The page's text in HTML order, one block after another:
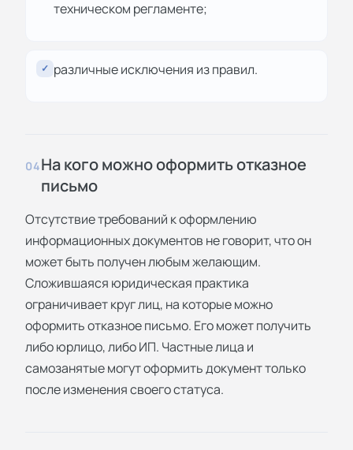
техническом регламенте;
✓ различные исключения из правил.
04На кого можно оформить отказное
письмо
Отсутствие требований к оформлению
информационных документов не говорит, что он
может быть получен любым желающим.
Сложившаяся юридическая практика
ограничивает круг лиц, на которые можно
оформить отказное письмо. Его может получить
либо юрлицо, либо ИП. Частные лица и
самозанятые могут оформить документ только
после изменения своего статуса.